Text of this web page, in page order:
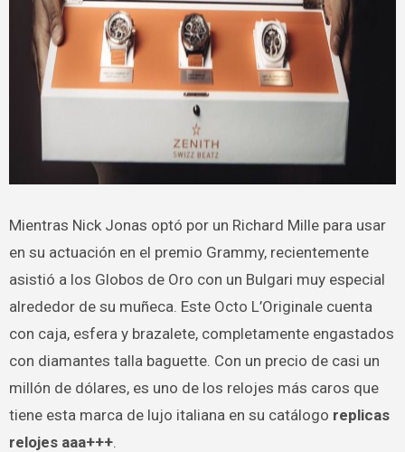
Mientras Nick Jonas optó por un Richard Mille para usar
en su actuación en el premio Grammy, recientemente
asistió a los Globos de Oro con un Bulgari muy especial
alrededor de su muñeca. Este Octo L’Originale cuenta
con caja, esfera y brazalete, completamente engastados
con diamantes talla baguette. Con un precio de casi un
millón de dólares, es uno de los relojes más caros que
tiene esta marca de lujo italiana en su catálogo replicas
relojes aaa+++.